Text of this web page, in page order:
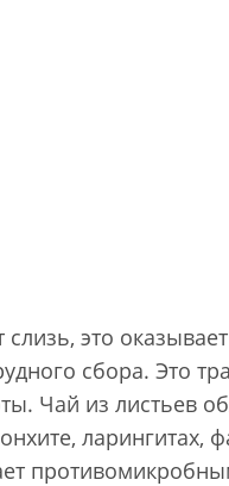
слизь, это
сбора. Это
Чай из листьев
ларингитах,